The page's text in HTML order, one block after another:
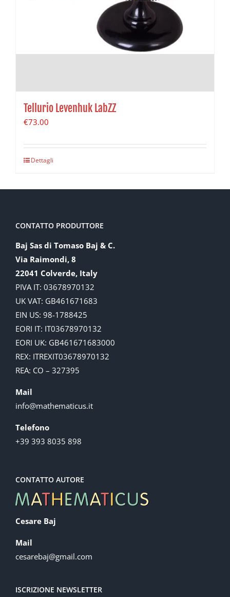
Tellurio Levenhuk LabZZ
€73.00
Dettagli
CONTATTO PRODUTTORE
Baj Sas di Tomaso Baj & C.
Via Raimondi, 8
22041 Colverde, Italy
PIVA IT: 03678970132
UK VAT: GB461671683
EIN US: 98-1788425
EORI IT: IT03678970132
EORI UK: GB461671683000
REX: ITREXIT03678970132
REA: CO – 327395
Mail
info@mathematicus.it
Telefono
+39 393 8035 898
CONTATTO AUTORE
Cesare Baj
Mail
cesarebaj@gmail.com
ISCRIZIONE NEWSLETTER